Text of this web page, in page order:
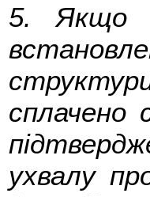
5. Якщо
сплачено
ухвалу